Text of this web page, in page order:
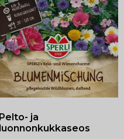
Pelto- ja
luonnonkukkaseos